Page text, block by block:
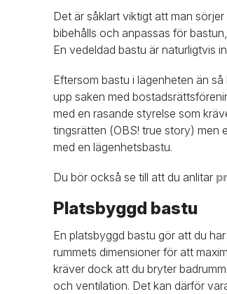
Det är såklart viktigt att man
bibehålls och anpassas för
En vedeldad bastu är naturligtvis
Eftersom bastu i lägenheten än
upp saken med
med en rasande styrelse som
tingsrätten (OBS! true story) men
med en lägenhetsbastu.
Du bör också se till att du anlitar
Platsbyggd bastu
En platsbyggd bastu gör att du
rummets dimensioner för att
kräver dock att du bryter
och ventilation. Det kan därför